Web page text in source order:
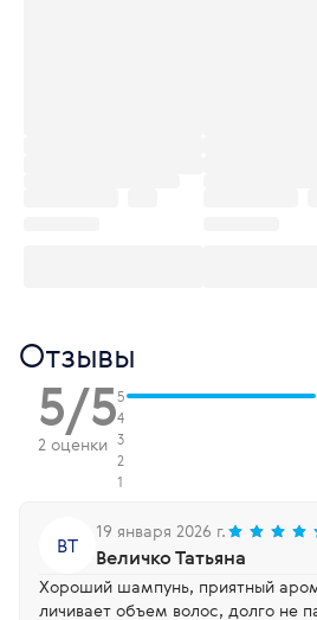
Отзывы
5/5
2 оценки
5
4
3
2
1
ВТ
19 января 2026 г.
Величко Татьяна
Хороший шампунь, приятный
личивает объем волос, долго не